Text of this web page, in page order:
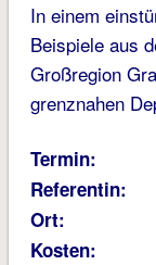
In einem
Beispiele aus
Großregion
grenznahen
Termin:
Referentin:
Ort:
Kosten: 8